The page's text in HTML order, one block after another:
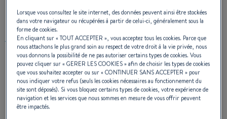
ARCHITECTE NAVAL :FARR YACHT DESIGN
DESIGN EXTERIEUR
Lorsque vous consultez le site internet, des données peuvent ainsi être stockées
dans votre navigateur ou récupérées à partir de celui-ci, généralement sous la
forme de cookies.
En cliquant sur «TOUT ACCEPTER », vous acceptez tous les cookies. Parce que
nous attachons le plus grand soin au respect de votre droit à la vie privée, nous
vous donnons la possibilité de ne pas autoriser certains types de cookies. Vous
pouvez cliquer sur «GERER LES COOKIES» afin de choisir les types de cookies
que vous souhaitez accepter ou sur «CONTINUER SANS ACCEPTER » pour
nous indiquer votre refus (seuls les cookies nécessaires au fonctionnement du
site sont déposés). Si vous bloquez certains types de cookies, votre expérience de
navigation et les services que nous sommes en mesure de vous offrir peuvent
être impactés.